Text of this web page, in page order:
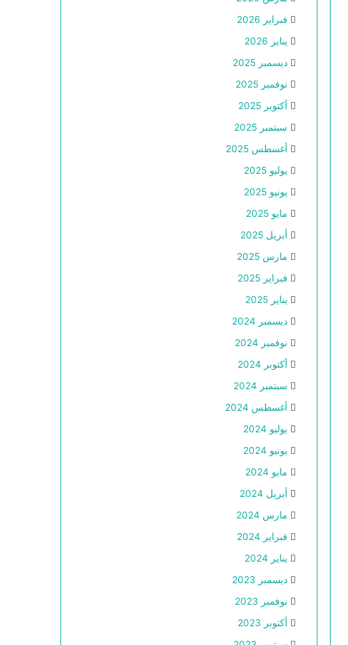
فبراير 2026
يناير 2026
ديسمبر 2025
نوفمبر 2025
أكتوبر 2025
سبتمبر 2025
أغسطس 2025
يوليو 2025
يونيو 2025
مايو 2025
أبريل 2025
مارس 2025
فبراير 2025
يناير 2025
ديسمبر 2024
نوفمبر 2024
أكتوبر 2024
سبتمبر 2024
أغسطس 2024
يوليو 2024
يونيو 2024
مايو 2024
أبريل 2024
مارس 2024
فبراير 2024
يناير 2024
ديسمبر 2023
نوفمبر 2023
أكتوبر 2023